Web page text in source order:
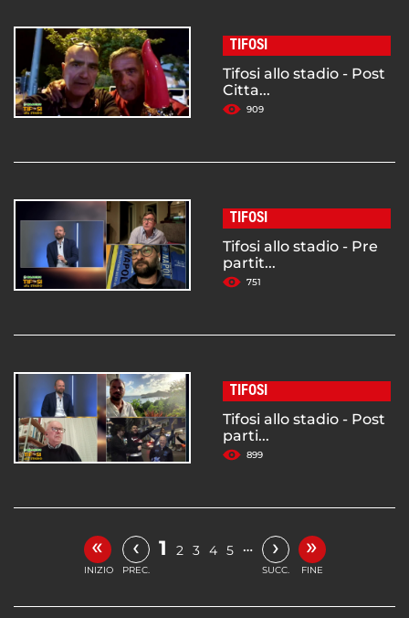
TIFOSI
Tifosi allo stadio - Post
Citta...
909
TIFOSI
Tifosi allo stadio - Pre
partit...
751
TIFOSI
Tifosi allo stadio - Post
parti...
899
«
INIZIO
‹
PREC.
1 2 3 4 5 … ›
SUCC.
»
FINE